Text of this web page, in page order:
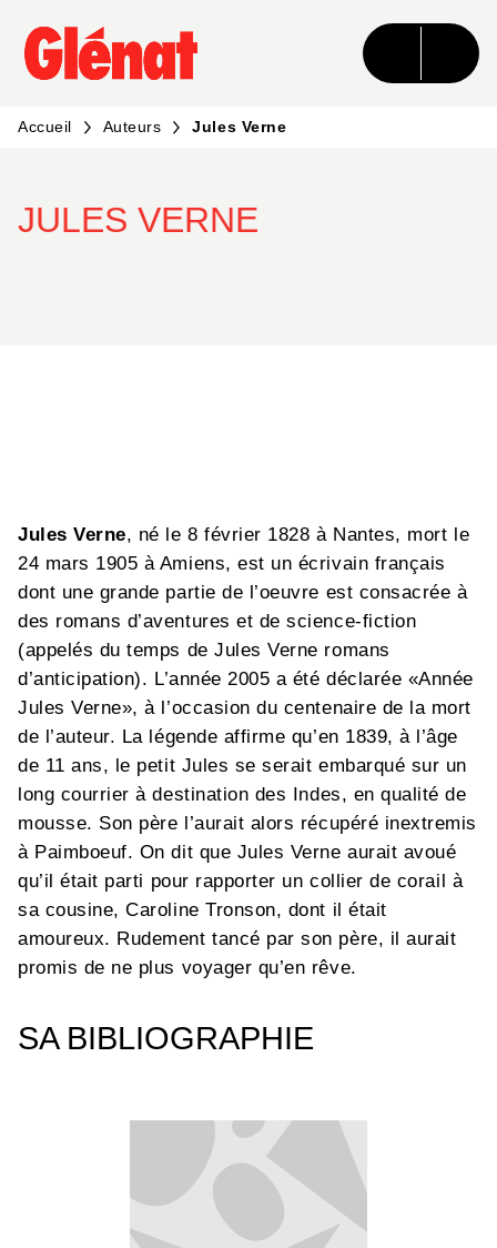
MENU RECHERCHE CONTENU
PIED DE PAGE
Accueil Auteurs Jules Verne
JULES VERNE
Jules Verne, né le 8 février 1828 à Nantes, mort le
24 mars 1905 à Amiens, est un écrivain français
dont une grande partie de l’oeuvre est consacrée à
des romans d’aventures et de science-fiction
(appelés du temps de Jules Verne romans
d’anticipation). L’année 2005 a été déclarée «Année
Jules Verne», à l’occasion du centenaire de la mort
de l’auteur. La légende affirme qu’en 1839, à l’âge
de 11 ans, le petit Jules se serait embarqué sur un
long courrier à destination des Indes, en qualité de
mousse. Son père l’aurait alors récupéré inextremis
à Paimboeuf. On dit que Jules Verne aurait avoué
qu’il était parti pour rapporter un collier de corail à
sa cousine, Caroline Tronson, dont il était
amoureux. Rudement tancé par son père, il aurait
promis de ne plus voyager qu’en rêve.
SA BIBLIOGRAPHIE